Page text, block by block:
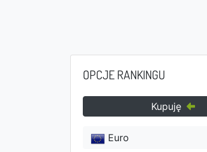
OPCJE RANKINGU
Kupuję
Euro